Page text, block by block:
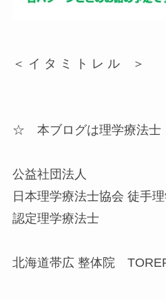
＜ イ タ ミ ト レ ル ＞
☆ 本ブログは理学療法士
公益社団法人
日本理学療法士協会 徒手
認定理学療法士
北海道帯広 整体院